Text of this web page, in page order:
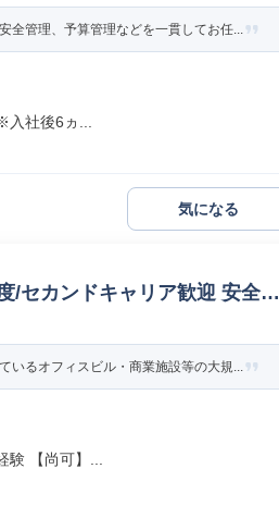
全管理、予算管理などを一貫してお任...
社後6ヵ...
気になる
/セカンドキャリア歓迎 安全管
いるオフィスビル・商業施設等の大規...
【尚可】...